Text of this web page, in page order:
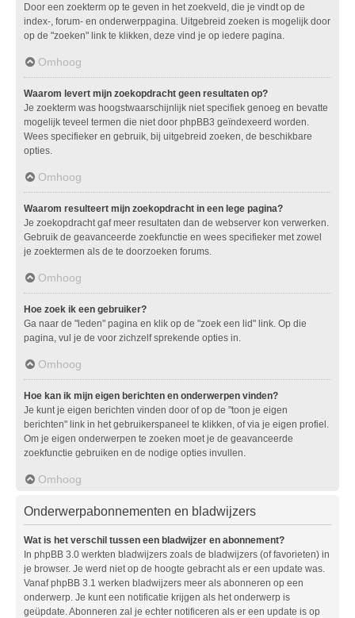
Door een zoekterm op te geven in het zoekveld, die je vindt op de
index-, forum- en onderwerppagina. Uitgebreid zoeken is mogelijk door
op de "zoeken" link te klikken, deze vind je op iedere pagina.
Omhoog
Waarom levert mijn zoekopdracht geen resultaten op?
Je zoekterm was hoogstwaarschijnlijk niet specifiek genoeg en bevatte
mogelijk teveel termen die niet door phpBB3 geïndexeerd worden.
Wees specifieker en gebruik, bij uitgebreid zoeken, de beschikbare
opties.
Omhoog
Waarom resulteert mijn zoekopdracht in een lege pagina?
Je zoekopdracht gaf meer resultaten dan de webserver kon verwerken.
Gebruik de geavanceerde zoekfunctie en wees specifieker met zowel
je zoektermen als de te doorzoeken forums.
Omhoog
Hoe zoek ik een gebruiker?
Ga naar de "leden" pagina en klik op de "zoek een lid" link. Op die
pagina, vul je de voor zichzelf sprekende opties in.
Omhoog
Hoe kan ik mijn eigen berichten en onderwerpen vinden?
Je kunt je eigen berichten vinden door of op de "toon je eigen
berichten" link in het gebruikerspaneel te klikken, of via je eigen profiel.
Om je eigen onderwerpen te zoeken moet je de geavanceerde
zoekfunctie gebruiken en de nodige opties invullen.
Omhoog
Onderwerpabonnementen en bladwijzers
Wat is het verschil tussen een bladwijzer en abonnement?
In phpBB 3.0 werkten bladwijzers zoals de bladwijzers (of favorieten) in
je browser. Je werd niet op de hoogte gebracht als er een update was.
Vanaf phpBB 3.1 werken bladwijzers meer als abonneren op een
onderwerp. Je kunt een notificatie krijgen als het onderwerp is
geüpdate. Abonneren zal je echter notificeren als er een update is op